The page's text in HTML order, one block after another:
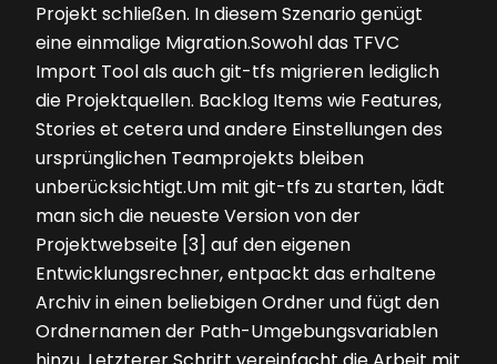
Projekt schließen. In diesem Szenario genügt
eine einmalige Migration.Sowohl das TFVC
Import Tool als auch git-tfs migrieren lediglich
die Projektquellen. Backlog Items wie Features,
Stories et cetera und andere Einstellungen des
ursprünglichen Teamprojekts bleiben
unberücksichtigt.Um mit git-tfs zu starten, lädt
man sich die neueste Version von der
Projektwebseite [3] auf den eigenen
Entwicklungsrechner, entpackt das erhaltene
Archiv in einen beliebigen Ordner und fügt den
Ordnernamen der Path-Umgebungsvariablen